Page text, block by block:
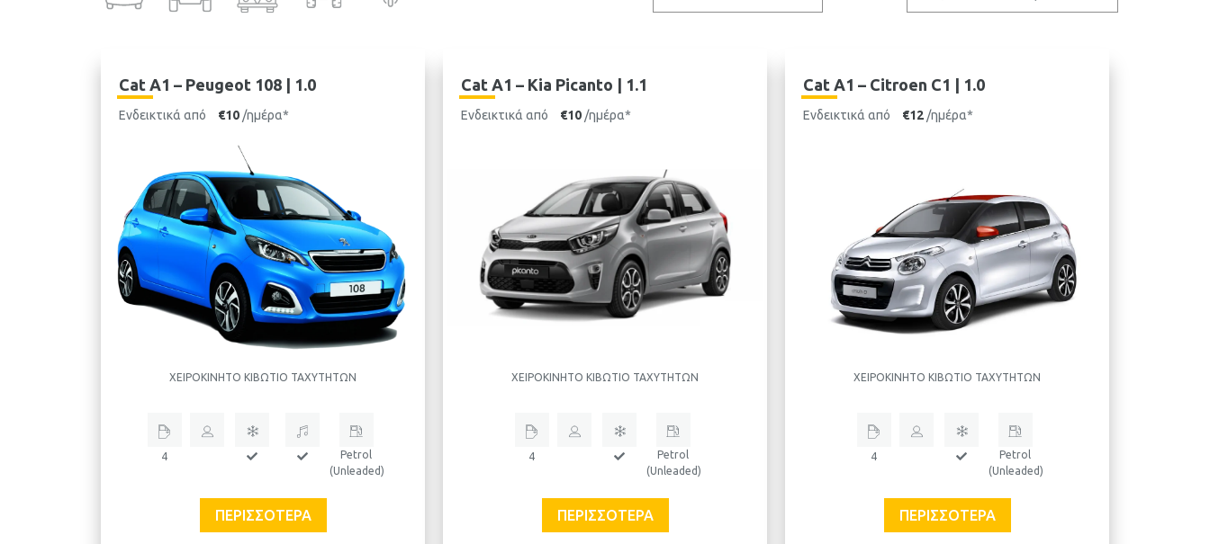
Cat A1 – Peugeot 108 | 1.0
Ενδεικτικά από €10 /ημέρα*
ΧΕΙΡΟΚΊΝΗΤΟ ΚΙΒΏΤΙΟ ΤΑΧΥΤΉΤΩΝ
4
Petrol
(Unleaded)
ΠΕΡΙΣΣΌΤΕΡΑ
Cat A1 – Kia Picanto | 1.1
Ενδεικτικά από €10 /ημέρα*
ΧΕΙΡΟΚΊΝΗΤΟ ΚΙΒΏΤΙΟ ΤΑΧΥΤΉΤΩΝ
4
Petrol
(Unleaded)
ΠΕΡΙΣΣΌΤΕΡΑ
Cat A1 – Citroen C1 | 1.0
Ενδεικτικά από €12 /ημέρα*
ΧΕΙΡΟΚΊΝΗΤΟ ΚΙΒΏΤΙΟ ΤΑΧΥΤΉΤΩΝ
4
Petrol
(Unleaded)
ΠΕΡΙΣΣΌΤΕΡΑ